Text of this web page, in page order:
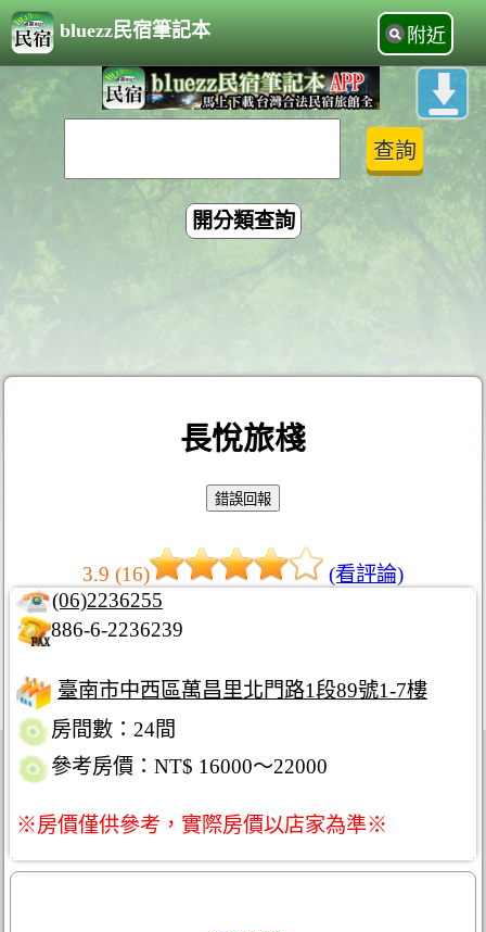
bluezz民宿筆記本 附近
開分類查詢
長悅旅棧
3.9 (16)
(看評論)
(06)2236255
886-6-2236239
臺南市中西區萬昌里北門路1段89號1-7樓
房間數：24間
參考房價：NT$ 16000～22000
※房價僅供參考，實際房價以店家為準※